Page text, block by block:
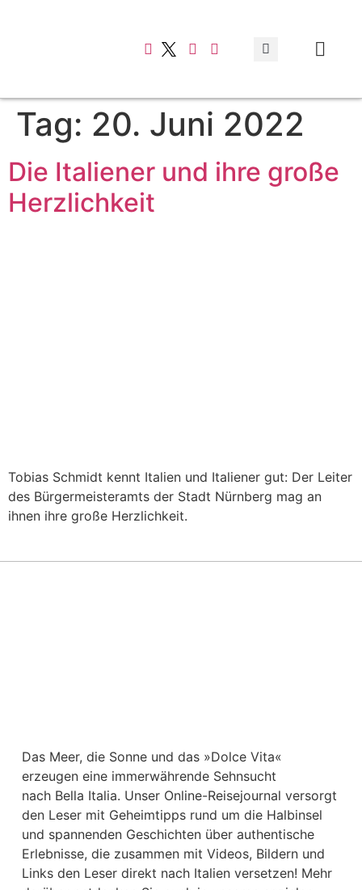
Tag: 20. Juni 2022
Die Italiener und ihre große
Herzlichkeit
Tobias Schmidt kennt Italien und Italiener gut: Der Leiter
des Bürgermeisteramts der Stadt Nürnberg mag an
ihnen ihre große Herzlichkeit.
Das Meer, die Sonne und das »Dolce Vita«
erzeugen eine immerwährende Sehnsucht
nach Bella Italia. Unser Online-Reisejournal versorgt
den Leser mit Geheimtipps rund um die Halbinsel
und spannenden Geschichten über authentische
Erlebnisse, die zusammen mit Videos, Bildern und
Links den Leser direkt nach Italien versetzen! Mehr